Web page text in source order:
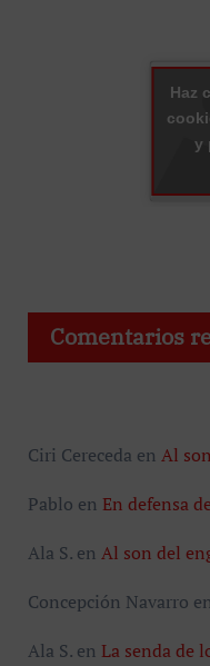
Haz
y
Comentarios
Ciri Cereceda en Al
Pablo en En defensa
Ala S.en Al son del
Concepción Navarro
Ala S.en La senda de